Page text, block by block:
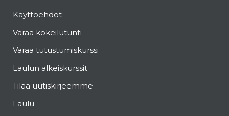
Käyttöehdot
Varaa kokeilutunti
Varaa tutustumiskurssi
Laulun alkeiskurssit
Tilaa uutiskirjeemme
Laulu